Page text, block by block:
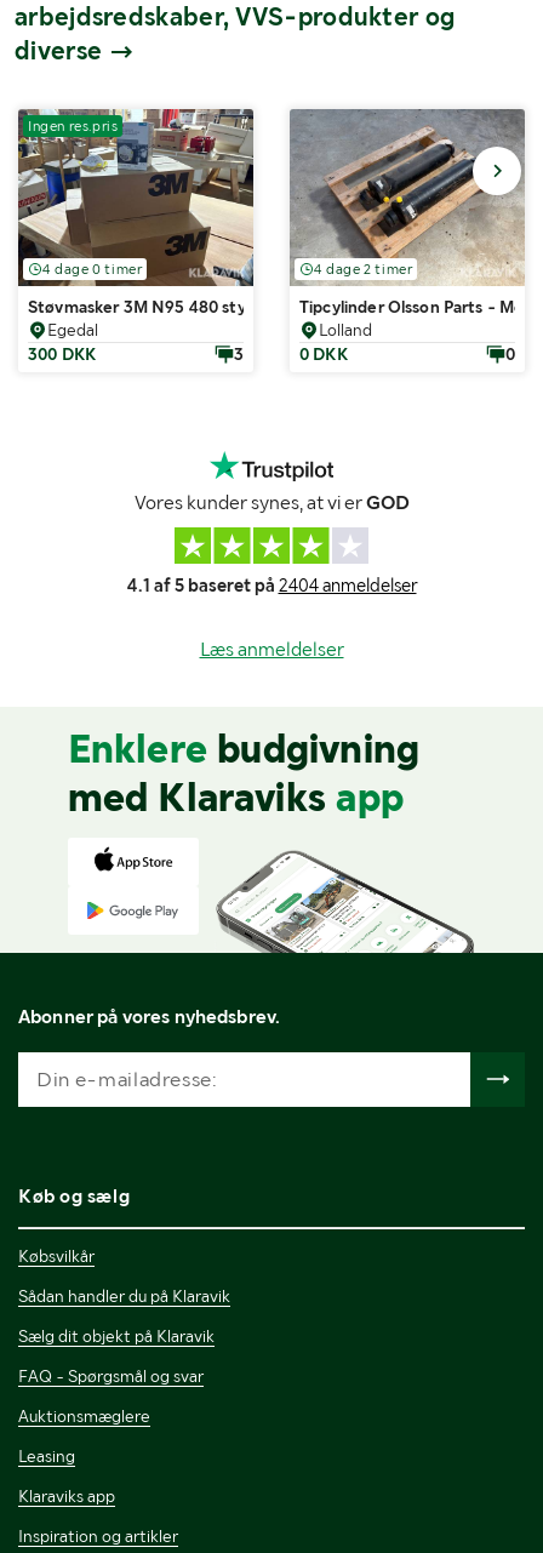
arbejdsredskaber, VVS-produkter og
diverse
Ingen res.pris
4 dage 0 timer
Støvmasker 3M N95 480 styk
Egedal
300 DKK
3
4 dage 2 timer
Tipcylinder Olsson Parts - Med
Lolland
0 DKK
0
Vores kunder synes, at vi erGOD
4.1 af 5 baseret på 2404 anmeldelser
Læs anmeldelser
Enklere budgivning
med Klaraviks app
Abonner på vores nyhedsbrev.
Køb og sælg
Købsvilkår
Sådan handler du på Klaravik
Sælg dit objekt på Klaravik
FAQ - Spørgsmål og svar
Auktionsmæglere
Leasing
Klaraviks app
Inspiration og artikler